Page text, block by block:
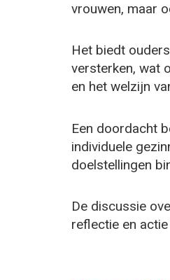
vrouwen, maar
Het biedt
versterken, wat
en het welzijn
Een doordacht
individuele
doelstellingen
De discussie
reflectie en